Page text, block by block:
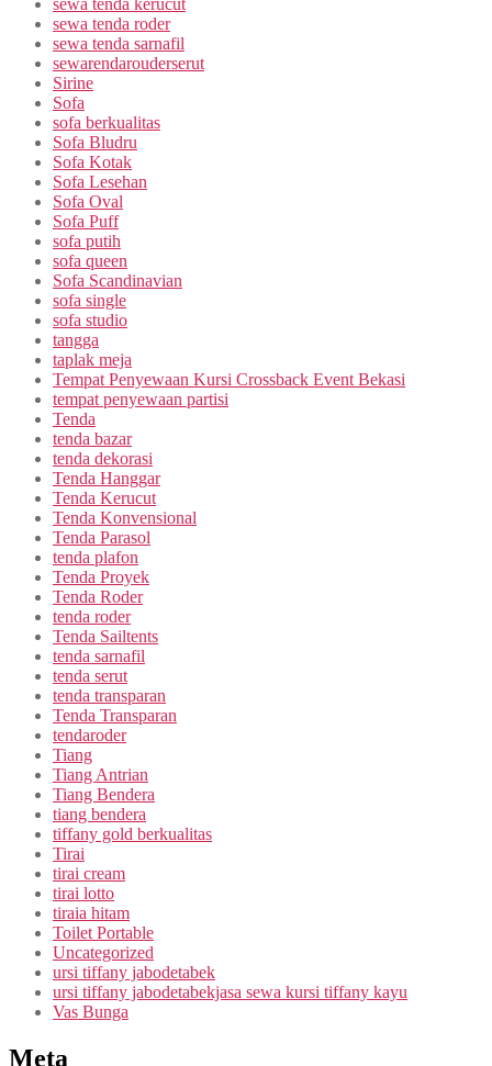
sewa tenda roder
sewa tenda sarnafil
sewarendarouderserut
Sirine
Sofa
sofa berkualitas
Sofa Bludru
Sofa Kotak
Sofa Lesehan
Sofa Oval
Sofa Puff
sofa putih
sofa queen
Sofa Scandinavian
sofa single
sofa studio
tangga
taplak meja
Tempat Penyewaan Kursi Crossback Event Bekasi
tempat penyewaan partisi
Tenda
tenda bazar
tenda dekorasi
Tenda Hanggar
Tenda Kerucut
Tenda Konvensional
Tenda Parasol
tenda plafon
Tenda Proyek
Tenda Roder
tenda roder
Tenda Sailtents
tenda sarnafil
tenda serut
tenda transparan
Tenda Transparan
tendaroder
Tiang
Tiang Antrian
Tiang Bendera
tiang bendera
tiffany gold berkualitas
Tirai
tirai cream
tirai lotto
tiraia hitam
Toilet Portable
Uncategorized
ursi tiffany jabodetabek
ursi tiffany jabodetabekjasa sewa kursi tiffany kayu
Vas Bunga
Meta